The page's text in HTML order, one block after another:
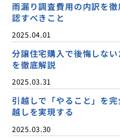
雨漏り調査費用の内訳を
認すべきこと
2025.04.01
分譲住宅購入で後悔しな
を徹底解説
2025.03.31
引越しで「やること」を
越しを実現する
2025.03.30